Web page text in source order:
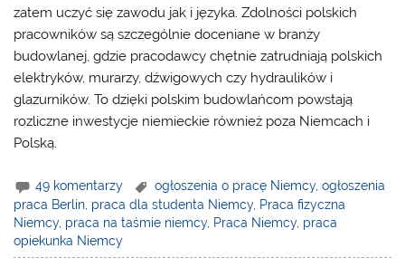
zatem uczyć się zawodu jak i języka. Zdolności polskich
pracowników są szczególnie doceniane w branży
budowlanej, gdzie pracodawcy chętnie zatrudniają polskich
elektryków, murarzy, dźwigowych czy hydraulików i
glazurników. To dzięki polskim budowlańcom powstają
rozliczne inwestycje niemieckie również poza Niemcach i
Polską.
49 komentarzy ogłoszenia o pracę Niemcy,ogłoszenia
praca Berlin, praca dla studenta Niemcy, Praca fizyczna
Niemcy, praca na taśmie niemcy, Praca Niemcy, praca
opiekunka Niemcy